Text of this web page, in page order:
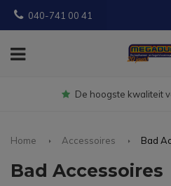
040-741 00 41
Gratis
Home Accessoires Bad
Bad Accessoires